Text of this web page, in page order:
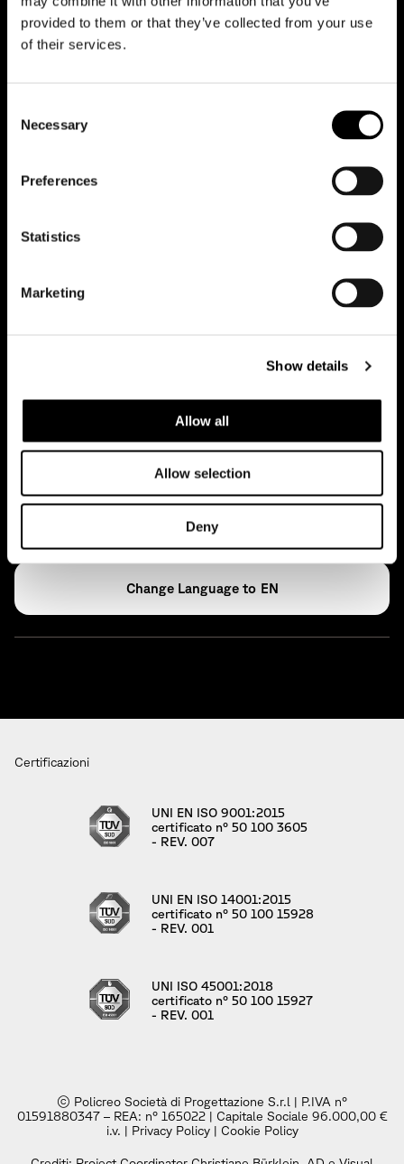
provided to them or that they’ve collected from your use
of their services.
Selection
Necessary
Preferences
Statistics
Marketing
Show details
Allow all
Allow selection
Deny
Office
Contatti
Open Access
EN
Certificazioni
UNI EN ISO 9001:2015
certificato n° 50 100 3605
- REV. 007
UNI EN ISO 14001:2015
certificato n° 50 100 15928
- REV. 001
UNI ISO 45001:2018
certificato n° 50 100 15927
- REV. 001
© Policreo Società di Progettazione S.r.l | P.IVA n°
01591880347 – REA: n° 165022 | Capitale Sociale 96.000,00 €
i.v. | Privacy Policy| Cookie Policy